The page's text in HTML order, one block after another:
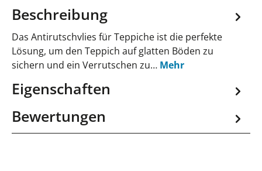
Beschreibung
Das Antirutschvlies für Teppiche ist die perfekte
Lösung, um den Teppich auf glatten Böden zu
sichern und ein Verrutschen zu… Mehr
Eigenschaften
Bewertungen